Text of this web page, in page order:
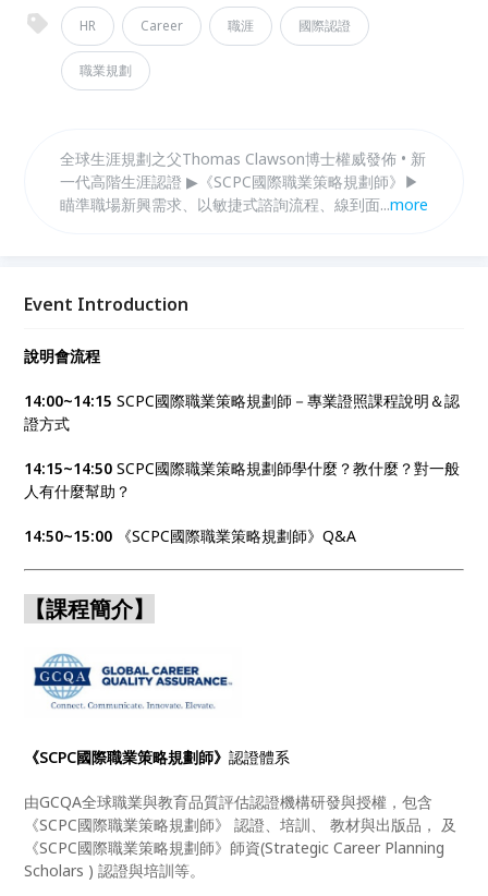
HR Career 職涯 國際認證
職業規劃
全球生涯規劃之父Thomas Clawson博士權威發佈 • 新
一代高階生涯認證 ▶《SCPC國際職業策略規劃師》▶
瞄準職場新興需求、以敏捷式諮詢流程、線到面生涯地
總培訓師許巧齡與專業師資團隊 ， 為零基礎學習者與
善用環境變化創造自己的優勢與斜槓力！
...more
Event Introduction
說明會流程
14:00~14:15SCPC國際職業策略規劃師－專業證照課程說明＆認
證方式
14:15~14:50SCPC國際職業策略規劃師學什麼？教什麼？對一般
人有什麼幫助？
14:50~15:00 《SCPC國際職業策略規劃師》Q&A
【課程簡介】
《SCPC國際職業策略規劃師》認證體系
由GCQA全球職業與教育品質評估認證機構研發與授權，包含
《SCPC國際職業策略規劃師》 認證、培訓、 教材與出版品， 及
《SCPC國際職業策略規劃師》師資(Strategic Career Planning
Scholars ) 認證與培訓等。